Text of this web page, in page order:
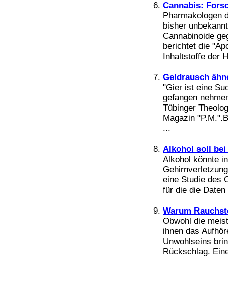
Cannabis:
Pharmakologen
bisher
Cannabinoide
berichtet die
Inhaltstoffe der
Geldrausch
"Gier ist eine
gefangen
Tübinger
Magazin
...
Alkohol soll bei
Alkohol könnte
eine Studie des
für die die
Warum
Obwohl die
ihnen das
Unwohlseins
Rückschlag.